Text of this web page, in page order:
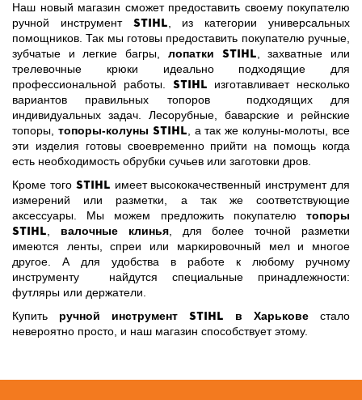
Наш новый магазин сможет предоставить своему покупателю
ручной инструмент STIHL, из категории универсальных
помощников. Так мы готовы предоставить покупателю ручные,
зубчатые и легкие багры, лопатки STIHL, захватные или
трелевочные крюки идеально подходящие для
профессиональной работы. STIHL изготавливает несколько
вариантов правильных топоров подходящих для
индивидуальных задач. Лесорубные, баварские и рейнские
топоры, топоры-колуны STIHL, а так же колуны-молоты, все
эти изделия готовы своевременно прийти на помощь когда
есть необходимость обрубки сучьев или заготовки дров.
Кроме того STIHL имеет высококачественный инструмент для
измерений или разметки, а так же соответствующие
аксессуары. Мы можем предложить покупателю топоры
STIHL, валочные клинья, для более точной разметки
имеются ленты, спреи или маркировочный мел и многое
другое. А для удобства в работе к любому ручному
инструменту найдутся специальные принадлежности:
футляры или держатели.
Купить ручной инструмент STIHL в Харькове стало
невероятно просто, и наш магазин способствует этому.